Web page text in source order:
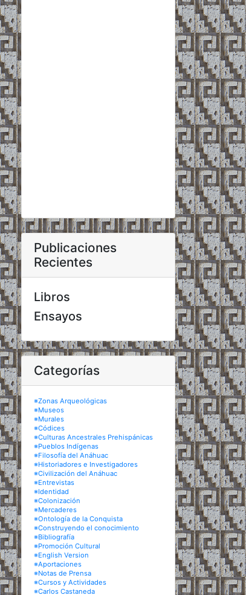
Publicaciones
Recientes
Libros
Ensayos
Categorías
※Zonas Arqueológicas
※Museos
※Murales
※Códices
※Culturas Ancestrales Prehispánicas
※Pueblos Indígenas
※Filosofía del Anáhuac
※Historiadores e Investigadores
※Civilización del Anáhuac
※Entrevistas
※Identidad
※Colonización
※Mercaderes
※Ontología de la Conquista
※Construyendo el conocimiento
※Bibliografía
※Promoción Cultural
※English Version
※Aportaciones
※Notas de Prensa
※Cursos y Actividades
※Carlos Castaneda